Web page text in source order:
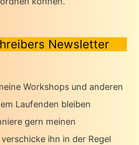
Newsletter
Workshops und anderen
Laufenden bleiben
gern meinen
ihn in der Regel